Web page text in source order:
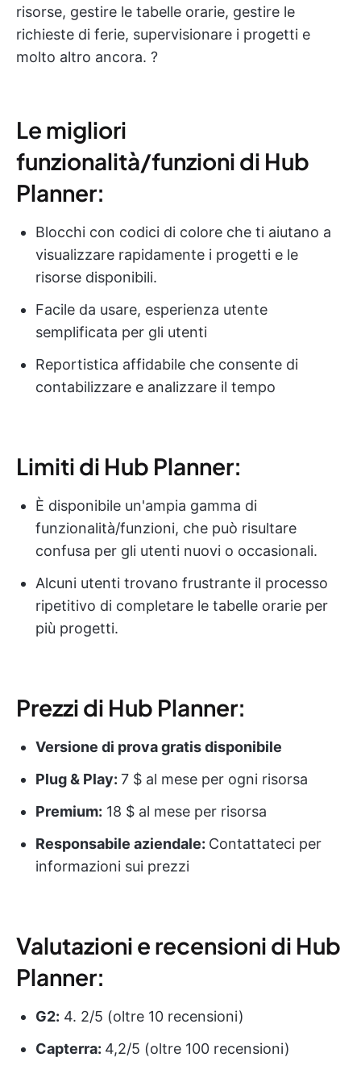
risorse, gestire le tabelle orarie, gestire le
richieste di ferie, supervisionare i progetti e
molto altro ancora. ?
Le migliori
funzionalità/funzioni di Hub
Planner:
Blocchi con codici di colore che ti aiutano a
visualizzare rapidamente i progetti e le
risorse disponibili.
Facile da usare, esperienza utente
semplificata per gli utenti
Reportistica affidabile che consente di
contabilizzare e analizzare il tempo
Limiti di Hub Planner:
È disponibile un'ampia gamma di
funzionalità/funzioni, che può risultare
confusa per gli utenti nuovi o occasionali.
Alcuni utenti trovano frustrante il processo
ripetitivo di completare le tabelle orarie per
più progetti.
Prezzi di Hub Planner:
Versione di prova gratis disponibile
Plug & Play: 7 $ al mese per ogni risorsa
Premium: 18 $ al mese per risorsa
Responsabile aziendale: Contattateci per
informazioni sui prezzi
Valutazioni e recensioni di Hub
Planner:
G2: 4. 2/5 (oltre 10 recensioni)
Capterra: 4,2/5 (oltre 100 recensioni)